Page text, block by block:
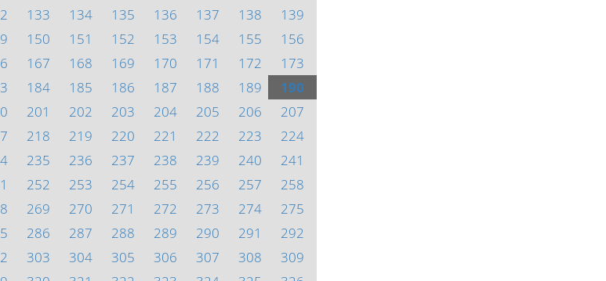
133 134 135 136 137 138
139
150 151 152 153 154 155
156
167 168 169 170 171 172
173
184 185 186 187 188 189
190
201 202 203 204 205 206
207
218 219 220 221 222 223
224
235 236 237 238 239 240
241
252 253 254 255 256 257
258
269 270 271 272 273 274
275
286 287 288 289 290 291
292
303 304 305 306 307 308
309